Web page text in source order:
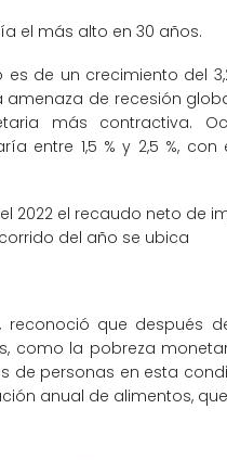
el más alto en 30 años.
de un crecimiento del
de recesión
más contractiva.
entre 1,5 % y 2,5 %,
2022 el recaudo neto de
del año se ubica
reconoció que después
como la pobreza
de personas en esta
anual de alimentos,